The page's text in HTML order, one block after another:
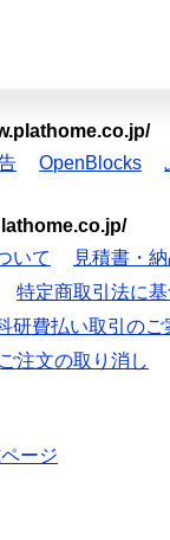
OpenBlocks
いて
見積書・
特定商取引法に
研費払い取引のご
ご注文の取り消し
ージ